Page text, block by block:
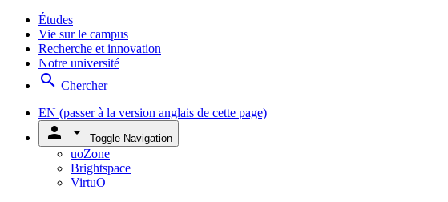
Études
Vie sur le campus
Recherche et innovation
Notre université
search Chercher
EN (passer à la version anglais de cette page)
person arrow_drop_down Toggle Navigation
uoZone
Brightspace
VirtuO